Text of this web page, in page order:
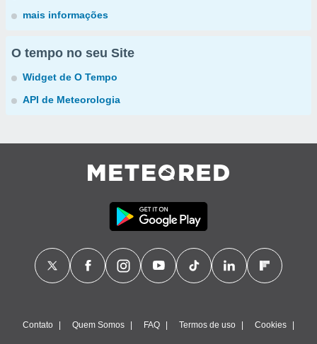
mais informações
O tempo no seu Site
Widget de O Tempo
API de Meteorologia
Contato Quem Somos FAQ Termos de uso Cookies